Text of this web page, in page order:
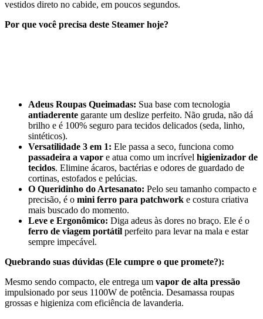
vestidos direto no cabide, em poucos segundos.
Por que você precisa deste Steamer hoje?
Adeus Roupas Queimadas: Sua base com tecnologia
antiaderente garante um deslize perfeito. Não gruda, não dá
brilho e é 100% seguro para tecidos delicados (seda, linho,
sintéticos).
Versatilidade 3 em 1: Ele passa a seco, funciona como
passadeira a vapor e atua como um incrível higienizador de
tecidos. Elimine ácaros, bactérias e odores de guardado de
cortinas, estofados e pelúcias.
O Queridinho do Artesanato: Pelo seu tamanho compacto e
precisão, é o mini ferro para patchwork e costura criativa
mais buscado do momento.
Leve e Ergonômico: Diga adeus às dores no braço. Ele é o
ferro de viagem portátil perfeito para levar na mala e estar
sempre impecável.
Quebrando suas dúvidas (Ele cumpre o que promete?):
Mesmo sendo compacto, ele entrega um vapor de alta pressão
impulsionado por seus 1100W de potência. Desamassa roupas
grossas e higieniza com eficiência de lavanderia.